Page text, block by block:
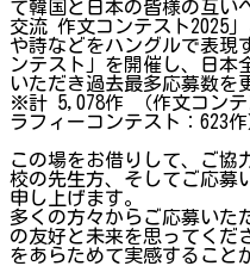
て韓国と日本の皆様の互い
交流 作文コンテスト2025
や詩などをハングルで表現
ンテスト」を開催し、日本
いただき過去最多応募数を
※計 5,078作 （作文コン
ラフィーコンテスト：623作
この場をお借りして、ご協
校の先生方、そしてご応募
申し上げます。
多くの方々からご応募いた
の友好と未来を思ってくだ
をあらためて実感すること